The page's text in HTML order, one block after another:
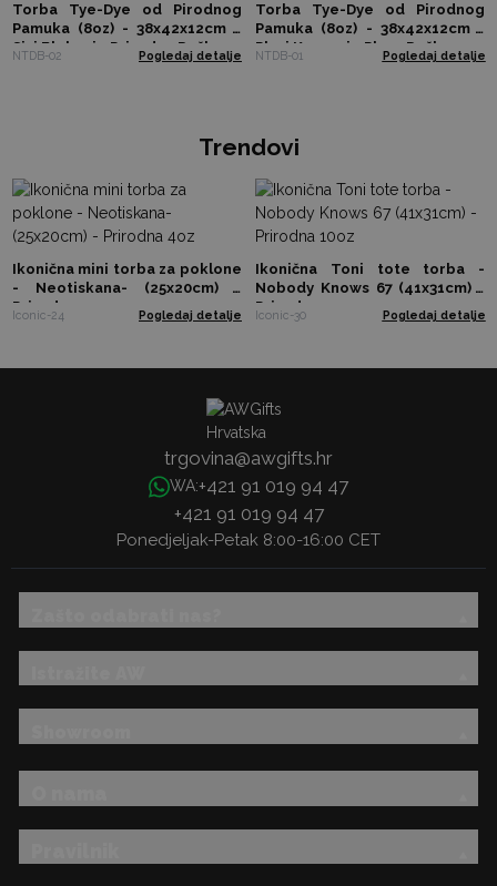
Torba Tye-Dye od Pirodnog
Pamuka (8oz) - 38x42x12cm -
Sivi Blokovi - Prirodna Ručka
NTDB-02 Pogledaj detalje
Torba Tye-Dye od Pirodnog
Pamuka (8oz) - 38x42x12cm -
Plavi Krugovi - Plava Ručka
NTDB-01 Pogledaj detalje
Trendovi
Ikonična mini torba za poklone
- Neotiskana- (25x20cm) -
Prirodna 4oz
Iconic-24 Pogledaj detalje
Ikonična Toni tote torba -
Nobody Knows 67 (41x31cm) -
Prirodna 10oz
Iconic-30 Pogledaj detalje
trgovina@awgifts.hr
WA:+421 91 019 94 47
+421 91 019 94 47
Ponedjeljak-Petak 8:00-16:00 CET